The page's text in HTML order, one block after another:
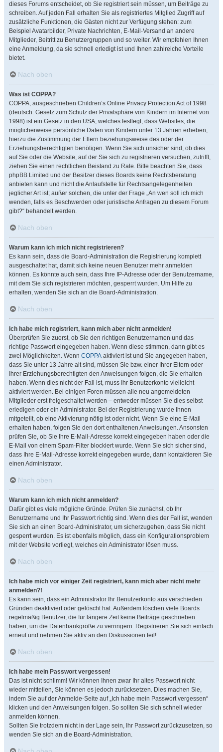
dieses Forums entscheidet, ob Sie registriert sein müssen, um Beiträge zu
schreiben. Auf jeden Fall erhalten Sie als registriertes Mitglied Zugriff auf
zusätzliche Funktionen, die Gästen nicht zur Verfügung stehen: zum
Beispiel Avatarbilder, Private Nachrichten, E-Mail-Versand an andere
Mitglieder, Beitritt zu Benutzergruppen und so weiter. Wir empfehlen Ihnen
eine Anmeldung, da sie schnell erledigt ist und Ihnen zahlreiche Vorteile
bietet.
Nach oben
Was ist COPPA?
COPPA, ausgeschrieben Children’s Online Privacy Protection Act of 1998
(deutsch: Gesetz zum Schutz der Privatsphäre von Kindern im Internet von
1998) ist ein Gesetz in den USA, welches festlegt, dass Websites, die
möglicherweise persönliche Daten von Kindern unter 13 Jahren erheben,
hierzu die Zustimmung der Eltern beziehungsweise des oder der
Erziehungsberechtigten benötigen. Wenn Sie sich unsicher sind, ob dies
auf Sie oder die Website, auf der Sie sich zu registrieren versuchen, zutrifft,
ziehen Sie einen rechtlichen Beistand zu Rate. Bitte beachten Sie, dass
phpBB Limited und der Besitzer dieses Boards keine Rechtsberatung
anbieten kann und nicht die Anlaufstelle für Rechtsangelegenheiten
jeglicher Art ist; außer solchen, die unter der Frage „An wen soll ich mich
wenden, falls es Beschwerden oder juristische Anfragen zu diesem Forum
gibt?“ behandelt werden.
Nach oben
Warum kann ich mich nicht registrieren?
Es kann sein, dass die Board-Administration die Registrierung komplett
ausgeschaltet hat, damit sich keine neuen Benutzer mehr anmelden
können. Es könnte auch sein, dass Ihre IP-Adresse oder der Benutzername,
mit dem Sie sich registrieren möchten, gesperrt wurden. Um Hilfe zu
erhalten, wenden Sie sich an die Board-Administration.
Nach oben
Ich habe mich registriert, kann mich aber nicht anmelden!
Überprüfen Sie zuerst, ob Sie den richtigen Benutzernamen und das
richtige Passwort eingegeben haben. Wenn diese stimmen, dann gibt es
zwei Möglichkeiten. Wenn COPPA aktiviert ist und Sie angegeben haben,
dass Sie unter 13 Jahre alt sind, müssen Sie bzw. einer Ihrer Eltern oder
Ihrer Erziehungsberechtigten den Anweisungen folgen, die Sie erhalten
haben. Wenn dies nicht der Fall ist, muss Ihr Benutzerkonto vielleicht
aktiviert werden. Bei einigen Foren müssen alle neu angemeldeten
Mitglieder erst freigeschaltet werden – entweder müssen Sie dies selbst
erledigen oder ein Administrator. Bei der Registrierung wurde Ihnen
mitgeteilt, ob eine Aktivierung nötig ist oder nicht. Wenn Sie eine E-Mail
erhalten haben, folgen Sie den dort enthaltenen Anweisungen. Ansonsten
prüfen Sie, ob Sie Ihre E-Mail-Adresse korrekt eingegeben haben oder die
E-Mail von einem Spam-Filter blockiert wurde. Wenn Sie sich sicher sind,
dass Ihre E-Mail-Adresse korrekt eingegeben wurde, dann kontaktieren Sie
einen Administrator.
Nach oben
Warum kann ich mich nicht anmelden?
Dafür gibt es viele mögliche Gründe. Prüfen Sie zunächst, ob Ihr
Benutzername und Ihr Passwort richtig sind. Wenn dies der Fall ist, wenden
Sie sich an einen Board-Administrator, um sicherzugehen, dass Sie nicht
gesperrt wurden. Es ist ebenfalls möglich, dass ein Konfigurationsproblem
mit der Website vorliegt, welches ein Administrator lösen muss.
Nach oben
Ich habe mich vor einiger Zeit registriert, kann mich aber nicht mehr
anmelden?!
Es kann sein, dass ein Administrator Ihr Benutzerkonto aus verschieden
Gründen deaktiviert oder gelöscht hat. Außerdem löschen viele Boards
regelmäßig Benutzer, die für längere Zeit keine Beiträge geschrieben
haben, um die Datenbankgröße zu verringern. Registrieren Sie sich einfach
erneut und nehmen Sie aktiv an den Diskussionen teil!
Nach oben
Ich habe mein Passwort vergessen!
Das ist nicht schlimm! Wir können Ihnen zwar Ihr altes Passwort nicht
wieder mitteilen, Sie können es jedoch zurücksetzen. Dies machen Sie,
indem Sie auf der Anmelde-Seite auf „Ich habe mein Passwort vergessen“
klicken und den Anweisungen folgen. So sollten Sie sich schnell wieder
anmelden können.
Sollten Sie trotzdem nicht in der Lage sein, Ihr Passwort zurückzusetzen, so
wenden Sie sich an die Board-Administration.